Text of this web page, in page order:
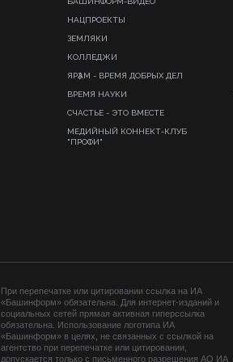
НАЦПРОЕКТЫ
ЗЕМЛЯКИ
КОЛЛЕДЖИ
ЯРҘАМ - ВРЕМЯ ДОБРЫХ ДЕЛ
ВРЕМЯ НАУКИ
СЧАСТЬЕ - ЭТО ВМЕСТЕ
МЕДИЙНЫЙ КОННЕКТ-КЛУБ
"ПРОФИ"
При перепечатке или цитировании ссылка на ИА
«Башинформ» обязательна. Для интернет-изданий и
социальных сетей прямая активная гиперссылка
обязательна. Использование логотипа ИА
«Башинформ» в целях, не связанных с ссылкой на
агентство при перепечатке или цитировании,
допускается только с письменного разрешения АО ИА